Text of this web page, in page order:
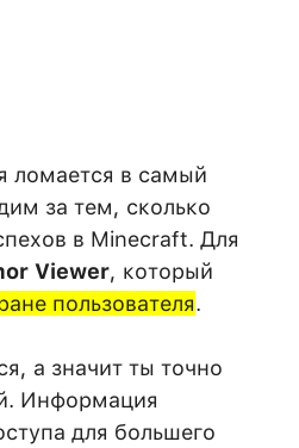
ломается в самый
за тем, сколько
в Minecraft. Для
Viewer, который
пользователя.
а значит ты точно
Информация
для большего